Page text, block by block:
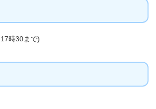
時30まで)